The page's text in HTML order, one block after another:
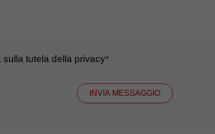
sulla tutela della privacy*
INVIA MESSAGGIO